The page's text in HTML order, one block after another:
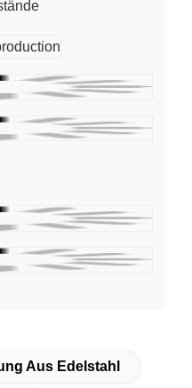
Aus Edelstahl